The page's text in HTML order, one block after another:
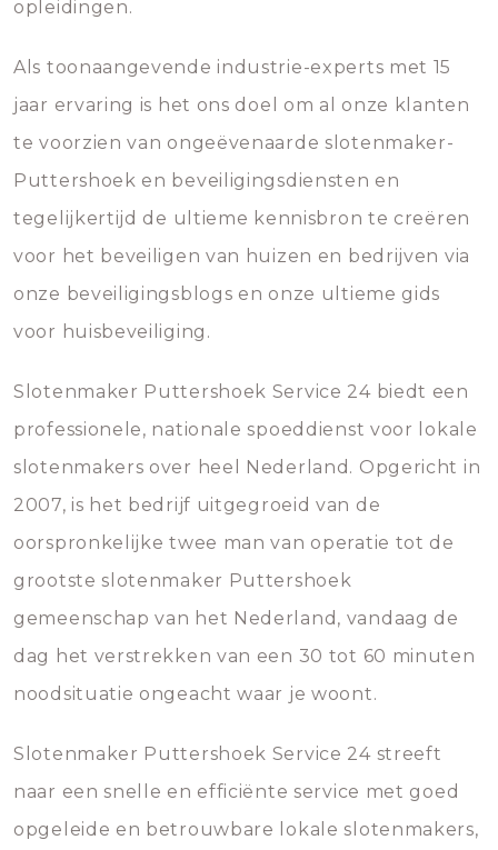
opleidingen.
Als toonaangevende industrie-experts met 15
jaar ervaring is het ons doel om al onze klanten
te voorzien van ongeëvenaarde slotenmaker-
Puttershoek en beveiligingsdiensten en
tegelijkertijd de ultieme kennisbron te creëren
voor het beveiligen van huizen en bedrijven via
onze beveiligingsblogs en onze ultieme gids
voor huisbeveiliging.
Slotenmaker Puttershoek Service 24 biedt een
professionele, nationale spoeddienst voor lokale
slotenmakers over heel Nederland. Opgericht in
2007, is het bedrijf uitgegroeid van de
oorspronkelijke twee man van operatie tot de
grootste slotenmaker Puttershoek
gemeenschap van het Nederland, vandaag de
dag het verstrekken van een 30 tot 60 minuten
noodsituatie ongeacht waar je woont.
Slotenmaker Puttershoek Service 24 streeft
naar een snelle en efficiënte service met goed
opgeleide en betrouwbare lokale slotenmakers,